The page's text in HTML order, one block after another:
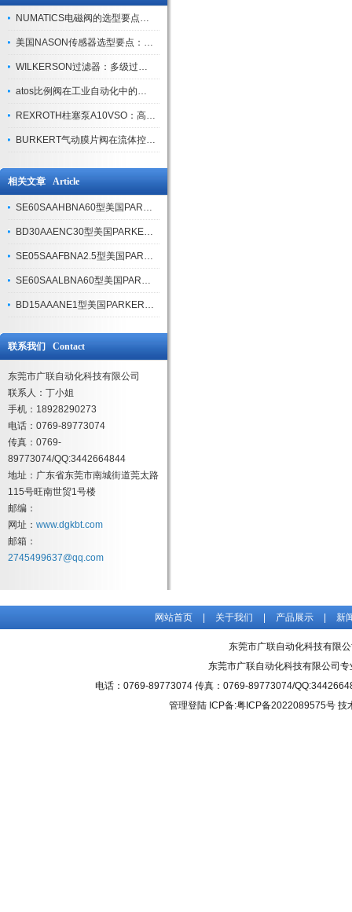
NUMATICS电磁阀的选型要点与使用注意事项
美国NASON传感器选型要点：精度、量程与接口适配指南
WILKERSON过滤器：多级过滤技术，适配多行业净化需求
atos比例阀在工业自动化中的关键应用
REXROTH柱塞泵A10VSO：高效液压系统的核心组件
BURKERT气动膜片阀在流体控制中的应用
相关文章 Article
SE60SAAHBNA60型美国PARKER伺服阀核心结构单元
BD30AAENC30型美国PARKER伺服阀性能优势
SE05SAAFBNA2.5型美国PARKER伺服阀核心技术特性
SE60SAALBNA60型美国PARKER伺服阀工作原理
BD15AAANE1型美国PARKER伺服阀三个技术优势
联系我们 Contact
东莞市广联自动化科技有限公司
联系人：丁小姐
手机：18928290273
电话：0769-89773074
传真：0769-
89773074/QQ:3442664844
地址：广东省东莞市南城街道莞太路
115号旺南世贸1号楼
邮编：
网址： www.dgkbt.com
邮箱：
2745499637@qq.com
网站首页 关于我们 产品展示 新
东莞市广联自动化科技有限
东莞市广联自动化科技有限公司专
电话：0769-89773074 传真：0769-89773074/
管理登陆 ICP备:粤ICP备2022089575号